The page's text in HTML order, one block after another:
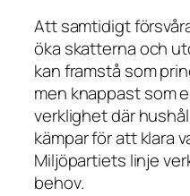
Att samtidigt
öka skatterna och
kan framstå som
men knappast som
verklighet där
kämpar för att klara
Miljöpartiets linje
behov.